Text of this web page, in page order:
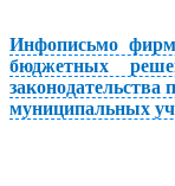
Инфописьмо
бюджетных
законодательства
муниципальных